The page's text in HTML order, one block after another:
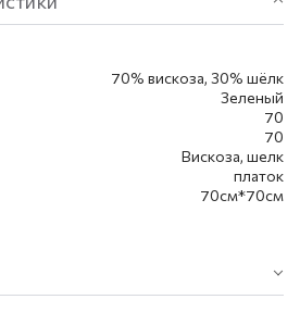
70% вискоза, 30% шёлк
Зеленый
70
70
Вискоза, шелк
платок
70см*70см